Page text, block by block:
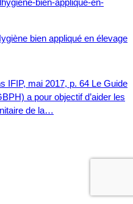
bien appliqué en élevage
IFIP, mai 2017, p. 64 Le Guide
a pour objectif d’aider les
de la…